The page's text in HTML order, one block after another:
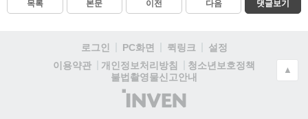
목록 본문 이전 다음 댓글보기
로그인 PC화면 퀵링크
설정
이용약관
개인정보처리방침
청소년보호정책
불법촬영물신고안내
(주)
인
▲